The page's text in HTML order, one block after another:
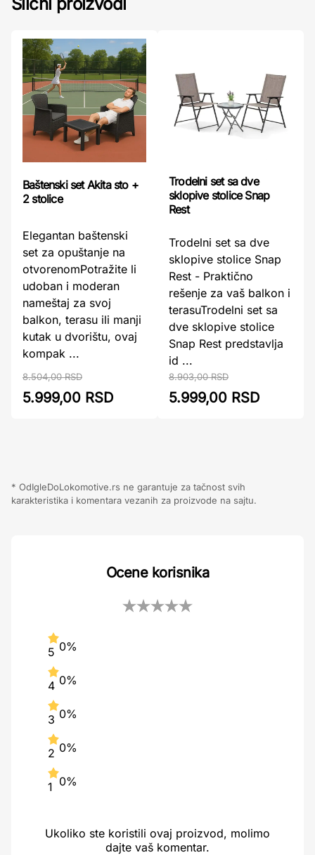
Baštenski set Akita sto +
2 stolice
Elegantan baštenski
set za opuštanje na
otvorenomPotražite li
udoban i moderan
nameštaj za svoj
balkon, terasu ili manji
kutak u dvorištu, ovaj
kompak ...
8.504,00 RSD
5.999,00 RSD
Trodelni set sa dve
sklopive stolice Snap
Rest
Trodelni set sa dve
sklopive stolice Snap
Rest - Praktično
rešenje za vaš balkon i
terasuTrodelni set sa
dve sklopive stolice
Snap Rest predstavlja
id ...
8.903,00 RSD
5.999,00 RSD
* OdIgleDoLokomotive.rs ne garantuje za tačnost svih
karakteristika i komentara vezanih za proizvode na sajtu.
Ocene korisnika
5 0%
4 0%
3 0%
2 0%
1 0%
Ukoliko ste koristili ovaj proizvod, molimo
dajte vaš komentar.